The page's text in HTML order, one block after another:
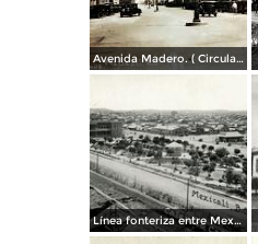
Avenida Madero. ( Circulada el 12 de Diciembre de 1928 ).
Línea fonteriza entre Mexicali y Calexico, Estados Unidos